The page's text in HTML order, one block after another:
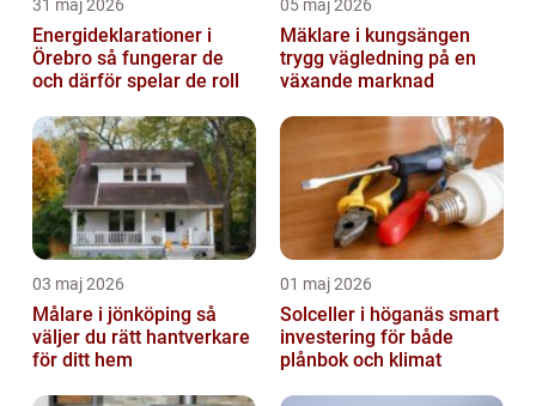
31 maj 2026
Energideklarationer i
Örebro så fungerar de
och därför spelar de roll
05 maj 2026
Mäklare i kungsängen
trygg vägledning på en
växande marknad
03 maj 2026
Målare i jönköping så
väljer du rätt hantverkare
för ditt hem
01 maj 2026
Solceller i höganäs smart
investering för både
plånbok och klimat